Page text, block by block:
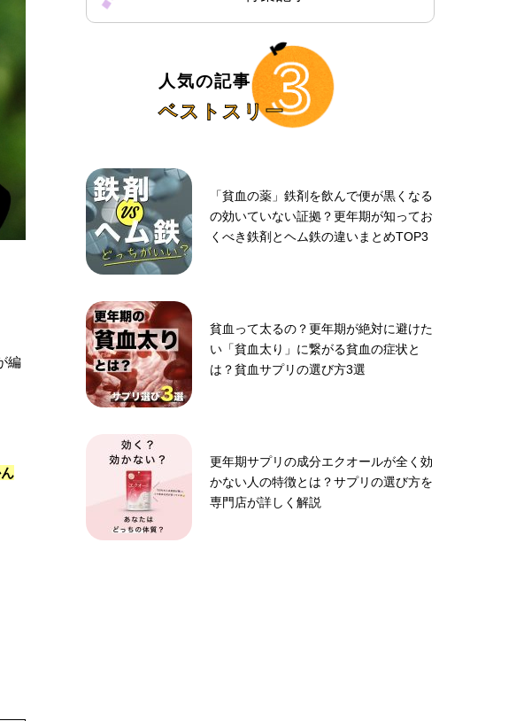
編
人気の記事
ベストスリー
「貧血の薬」鉄剤を飲んで便が黒くなる
の効いていない証拠？更年期が知ってお
くべき鉄剤とヘム鉄の違いまとめTOP3
貧血って太るの？更年期が絶対に避けた
い「貧血太り」に繋がる貧血の症状と
は？貧血サプリの選び方3選
更年期サプリの成分エクオールが全く効
かない人の特徴とは？サプリの選び方を
専門店が詳しく解説